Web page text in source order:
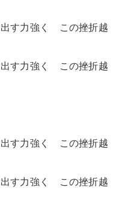
す力強く この挫折越
す力強く この挫折越
す力強く この挫折越
す力強く この挫折越